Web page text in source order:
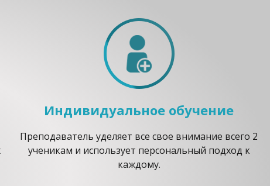
Индивидуальное обучение
Преподаватель уделяет все свое внимание всего 2
ученикам и использует персональный подход к
каждому.